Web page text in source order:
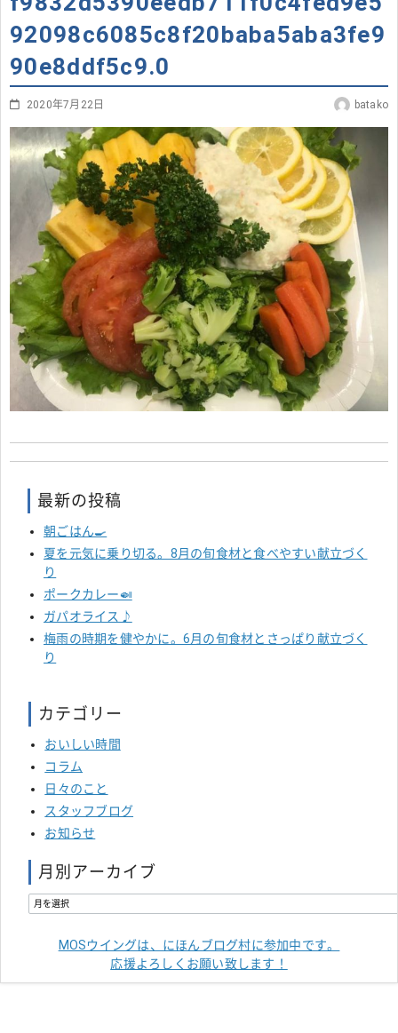
92098c6085c8f20baba5aba3fe9
90e8ddf5c9.0
2020年7月22日 batako
最新の投稿
朝ごはん🍳
夏を元気に乗り切る。8月の旬食材と食べやすい献立づく
り
ポークカレー🍛
ガパオライス♪
梅雨の時期を健やかに。6月の旬食材とさっぱり献立づく
り
カテゴリー
おいしい時間
コラム
日々のこと
スタッフブログ
お知らせ
月別アーカイブ
MOSウイングは、にほんブログ村に参加中です。
応援よろしくお願い致します！